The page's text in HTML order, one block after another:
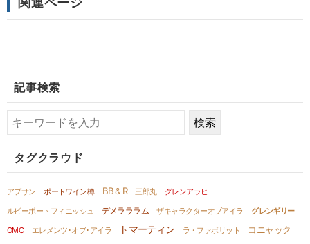
関連ページ
記事検索
タグクラウド
アブサン ポートワイン樽 BB＆R 三郎丸
グレンアラヒｰ
ルビーポートフィニッシュ
デメラララム ザキャラクターオブアイラ
グレンギリー
OMC
エレメンツ･オブ･アイラ トマーティン ラ・ファボリット コニャック